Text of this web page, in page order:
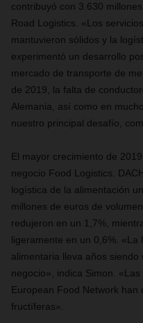
contribuyó con 3.630
Road Logistics. «Los
mantuvieron sólidos y la
experimentó un desarrollo
mercado de transporte de
de 2019, la falta de
Alemania, así como en
nuestro principal desafío,
El mayor crecimiento de
negocio Food Logistics.
logística de la alimentación
millones de euros de
redujeron en un 1,7%,
ligeramente en un 0,6%. «La
alimentaria lleva años
negocio», indica Simon.
European Food Network
fructíferas».